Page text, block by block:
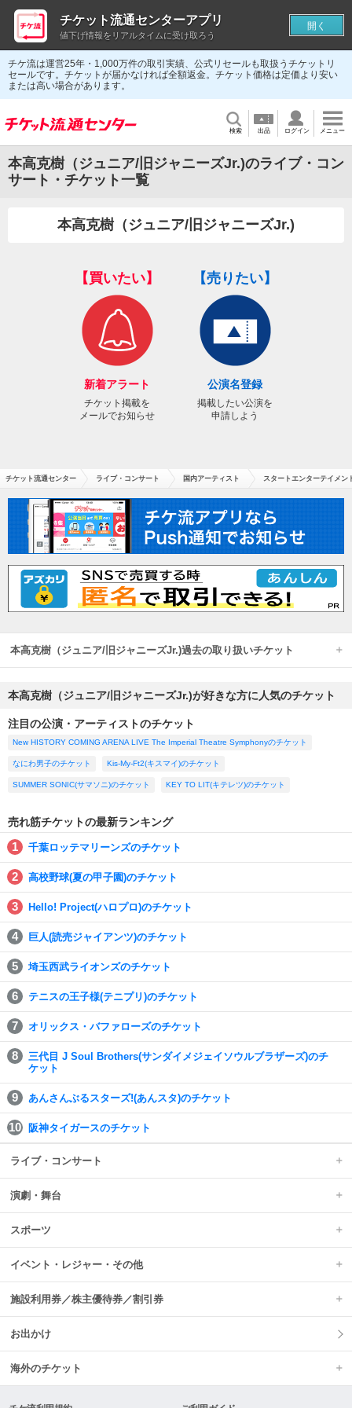
チケ流は運営25年・1,000万件の取引実績、公式リセールも取扱うチケットリ
セールです。チケットが届かなければ全額返金。チケット価格は定価より安い
または高い場合があります。
検索 出品 ログイン メニュー
本高克樹（ジュニア/旧ジャニーズJr.)のライブ・コン
サート・チケット一覧
本高克樹（ジュニア/旧ジャニーズJr.)
【買いたい】
新着アラート
チケット掲載を
メールでお知らせ
【売りたい】
公演名登録
掲載したい公演を
申請しよう
チケット流通センター ライブ・コンサート 国内アーティスト スタートエンターテイメン
本高克樹（ジュニア/旧ジャニーズJr.)過去の取り扱いチケット
本高克樹（ジュニア/旧ジャニーズJr.)が好きな方に人気のチケット
注目の公演・アーティストのチケット
New HISTORY COMING ARENA LIVE The Imperial Theatre Symphonyのチケット
なにわ男子のチケット Kis-My-Ft2(キスマイ)のチケット
SUMMER SONIC(サマソニ)のチケット KEY TO LIT(キテレツ)のチケット
売れ筋チケットの最新ランキング
千葉ロッテマリーンズのチケット
高校野球(夏の甲子園)のチケット
Hello! Project(ハロプロ)のチケット
巨人(読売ジャイアンツ)のチケット
埼玉西武ライオンズのチケット
テニスの王子様(テニプリ)のチケット
オリックス・バファローズのチケット
三代目 J Soul Brothers(サンダイメジェイソウルブラザーズ)のチ
ケット
あんさんぶるスターズ!(あんスタ)のチケット
阪神タイガースのチケット
ライブ・コンサート
演劇・舞台
スポーツ
イベント・レジャー・その他
施設利用券／株主優待券／割引券
お出かけ
海外のチケット
チケット流通センターアプリ
値下げ情報をリアルタイムに受け取ろう
開く